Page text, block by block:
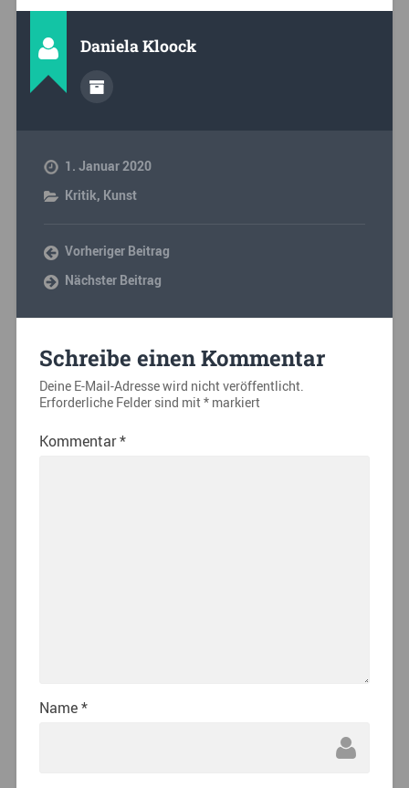
Daniela Kloock
1. Januar 2020
Kritik, Kunst
Vorheriger Beitrag
Nächster Beitrag
Schreibe einen Kommentar
Deine E-Mail-Adresse wird nicht veröffentlicht.
Erforderliche Felder sind mit*markiert
Kommentar*
Name*